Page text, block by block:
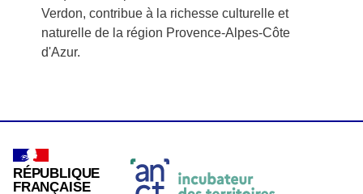
Verdon, contribue à la richesse culturelle et
naturelle de la région Provence-Alpes-Côte
d'Azur.
RÉPUBLIQUE
FRANÇAISE